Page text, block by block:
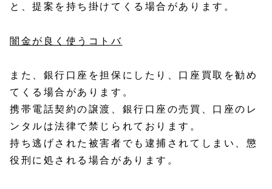
と、提案を持ち掛けてくる場合があります。
闇金が良く使うコトバ
また、銀行口座を担保にしたり、口座買取を勧め
てくる場合があります。
携帯電話契約の譲渡、銀行口座の売買、口座のレ
ンタルは法律で禁じられております。
持ち逃げされた被害者でも逮捕されてしまい、懲
役刑に処される場合があります。